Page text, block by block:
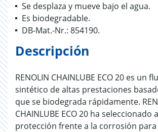
Se desplaza y mueve bajo el agua.
Es biodegradable.
DB-Mat.-Nr.: 854190.
Descripción
RENOLIN CHAINLUBE ECO 20 es un
sintético de altas prestaciones
que se biodegrada rápidamente.
CHAINLUBE ECO 20 ha seleccionado
protección frente a la corrosión